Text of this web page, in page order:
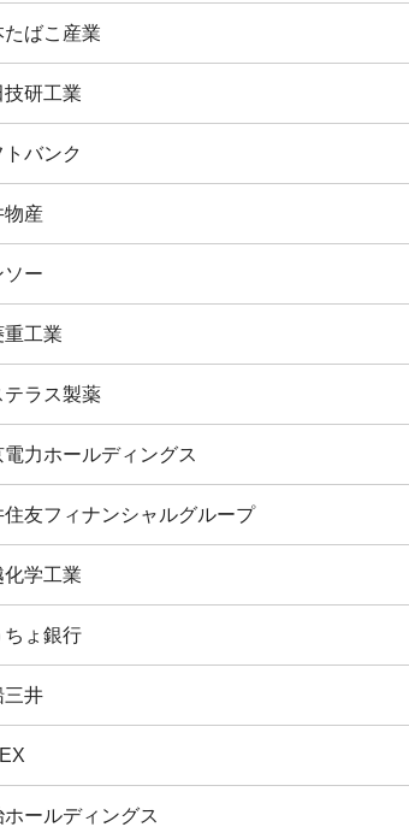
たばこ産業
技研工業
トバンク
物産
ソー
重工業
テラス製薬
電力ホールディングス
住友フィナンシャルグループ
化学工業
ちょ銀行
三井
ホールディングス